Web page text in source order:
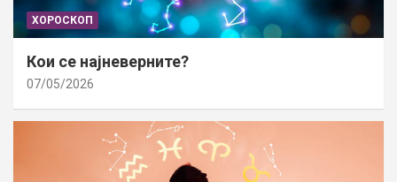
ХОРОСКОП
Кои се најневерните?
07/05/2026